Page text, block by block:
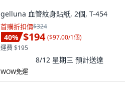
gelluna 血管紋身貼紙, 2個, T-454
首購折扣價$324
40% $194 ($97.00/1個)
運費 $195
8/12 星期三 預計送達
WOW免運